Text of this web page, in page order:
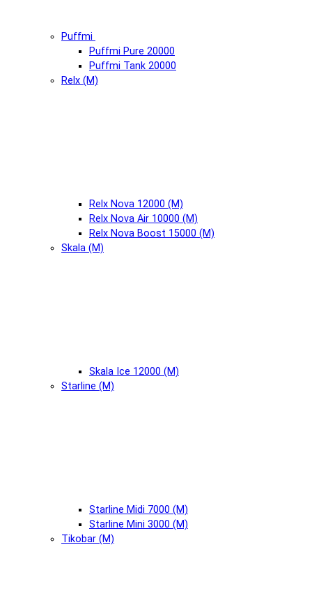
Puffmi
Puffmi Pure 20000
Puffmi Tank 20000
Relx (М)
Relx Nova 12000 (М)
Relx Nova Air 10000 (М)
Relx Nova Boost 15000 (М)
Skala (М)
Skala Ice 12000 (М)
Starline (М)
Starline Midi 7000 (М)
Starline Mini 3000 (М)
Tikobar (М)